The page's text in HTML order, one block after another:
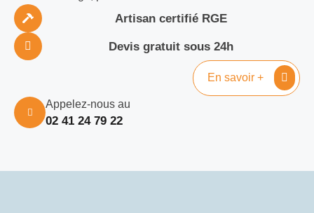
Artisan certifié RGE
Devis gratuit sous 24h
En savoir +
Appelez-nous au
02 41 24 79 22